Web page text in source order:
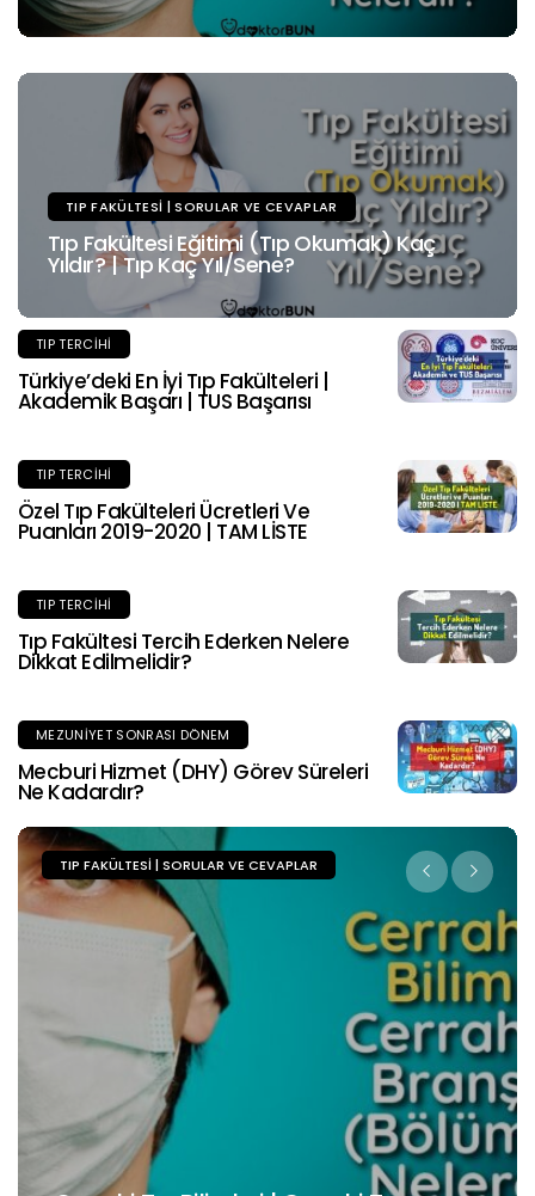
TIP FAKÜLTESI | SORULAR VE CEVAPLAR
Tıp Fakültesi Eğitimi (Tıp Okumak) Kaç
Yıldır? | Tıp Kaç Yıl/Sene?
TIP TERCIHI
Türkiye’deki En İyi Tıp Fakülteleri |
Akademik Başarı | TUS Başarısı
TIP TERCIHI
Özel Tıp Fakülteleri Ücretleri Ve
Puanları 2019-2020 | TAM LİSTE
TIP TERCIHI
Tıp Fakültesi Tercih Ederken Nelere
Dikkat Edilmelidir?
MEZUNIYET SONRASI DÖNEM
Mecburi Hizmet (DHY) Görev Süreleri
Ne Kadardır?
TIP FAKÜLTESI | SORULAR VE CEVAPLAR